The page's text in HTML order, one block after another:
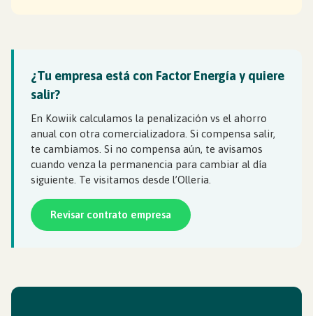
¿Tu empresa está con Factor Energía y quiere
salir?
En Kowiik calculamos la penalización vs el ahorro
anual con otra comercializadora. Si compensa salir,
te cambiamos. Si no compensa aún, te avisamos
cuando venza la permanencia para cambiar al día
siguiente. Te visitamos desde l’Olleria.
Revisar contrato empresa